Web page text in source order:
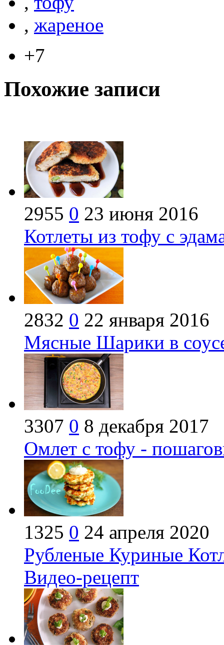
, жареное
+7
Похожие записи
2955 0 23 июня 2016
Котлеты из тофу с
2832 0 22 января 2016
Мясные Шарики в
3307 0 8 декабря 2017
Омлет с тофу -
1325 0 24 апреля 2020
Рубленые Куриные
Видео-рецепт